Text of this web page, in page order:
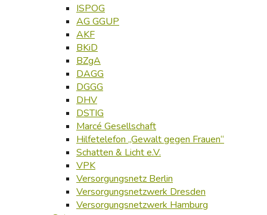
ISPOG
AG GGUP
AKF
BKiD
BZgA
DAGG
DGGG
DHV
DSTIG
Marcé Gesellschaft
Hilfetelefon „Gewalt gegen Frauen“
Schatten & Licht e.V.
VPK
Versorgungsnetz Berlin
Versorgungsnetzwerk Dresden
Versorgungsnetzwerk Hamburg